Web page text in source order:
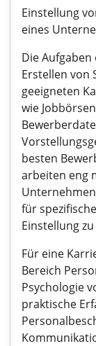
Einstellung
eines
Die
Erstellen von
geeigneten
wie
besten
arbeiten eng
für
Einstellung
Für eine
Bereich
Psychologie
praktische